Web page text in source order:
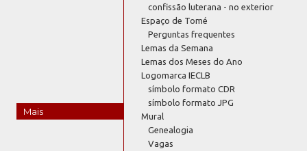
Mais
confissão luterana - no exterior
Espaço de Tomé
Perguntas frequentes
Lemas da Semana
Lemas dos Meses do Ano
Logomarca IECLB
símbolo formato CDR
símbolo formato JPG
Mural
Genealogia
Vagas